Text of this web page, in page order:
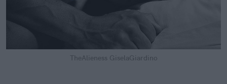
TheAlieness GiselaGiardino